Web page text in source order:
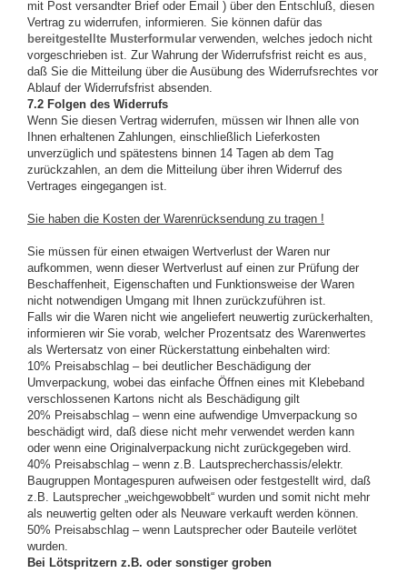
mit Post versandter Brief oder Email ) über den Entschluß, diesen
Vertrag zu widerrufen, informieren. Sie können dafür das
bereitgestellte Musterformular verwenden, welches jedoch nicht
vorgeschrieben ist. Zur Wahrung der Widerrufsfrist reicht es aus,
daß Sie die Mitteilung über die Ausübung des Widerrufsrechtes vor
Ablauf der Widerrufsfrist absenden.
7.2 Folgen des Widerrufs
Wenn Sie diesen Vertrag widerrufen, müssen wir Ihnen alle von
Ihnen erhaltenen Zahlungen, einschließlich Lieferkosten
unverzüglich und spätestens binnen 14 Tagen ab dem Tag
zurückzahlen, an dem die Mitteilung über ihren Widerruf des
Vertrages eingegangen ist.
Sie haben die Kosten der Warenrücksendung zu tragen !
Sie müssen für einen etwaigen Wertverlust der Waren nur
aufkommen, wenn dieser Wertverlust auf einen zur Prüfung der
Beschaffenheit, Eigenschaften und Funktionsweise der Waren
nicht notwendigen Umgang mit Ihnen zurückzuführen ist.
Falls wir die Waren nicht wie angeliefert neuwertig zurückerhalten,
informieren wir Sie vorab, welcher Prozentsatz des Warenwertes
als Wertersatz von einer Rückerstattung einbehalten wird:
10% Preisabschlag – bei deutlicher Beschädigung der
Umverpackung, wobei das einfache Öffnen eines mit Klebeband
verschlossenen Kartons nicht als Beschädigung gilt
20% Preisabschlag – wenn eine aufwendige Umverpackung so
beschädigt wird, daß diese nicht mehr verwendet werden kann
oder wenn eine Originalverpackung nicht zurückgegeben wird.
40% Preisabschlag – wenn z.B. Lautsprecherchassis/elektr.
Baugruppen Montagespuren aufweisen oder festgestellt wird, daß
z.B. Lautsprecher „weichgewobbelt“ wurden und somit nicht mehr
als neuwertig gelten oder als Neuware verkauft werden können.
50% Preisabschlag – wenn Lautsprecher oder Bauteile verlötet
wurden.
Bei Lötspritzern z.B. oder sonstiger groben